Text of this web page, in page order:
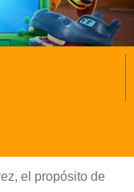
el propósito de